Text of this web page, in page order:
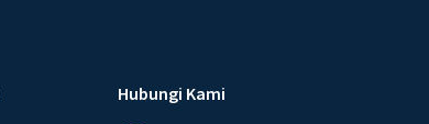
Hubungi Kami